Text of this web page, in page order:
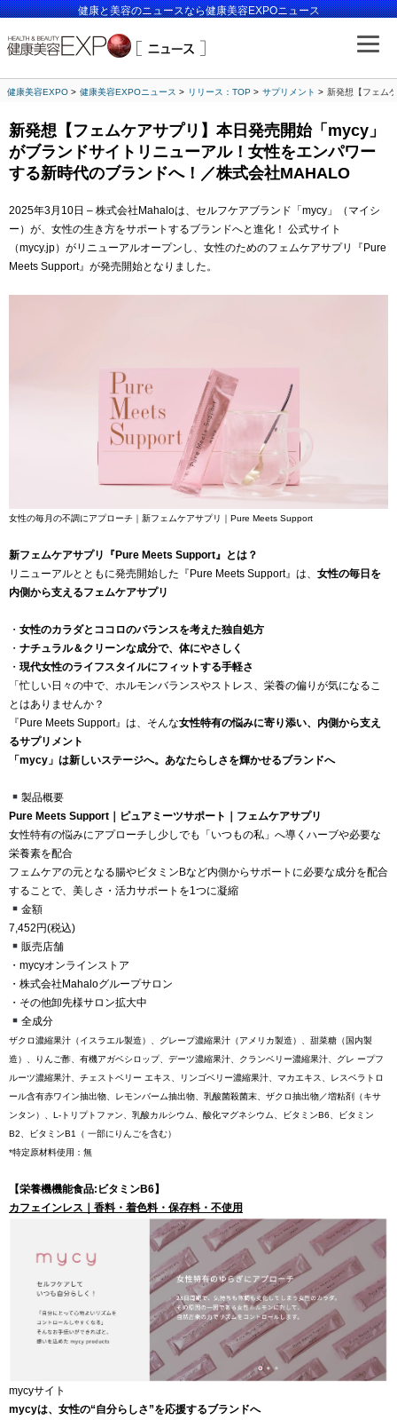
健康と美容のニュースなら健康美容EXPOニュース
健康美容EXPO 健康美容EXPOニュース リリース：TOP サプリメント 新発想【フェム
新発想【フェムケアサプリ】本日発売開始「mycy」
がブランドサイトリニューアル！女性をエンパワー
する新時代のブランドへ！／株式会社MAHALO
2025年3月10日 – 株式会社Mahaloは、セルフケアブランド「mycy」（マイシ
ー）が、女性の生き方をサポートするブランドへと進化！ 公式サイト
（mycy.jp）がリニューアルオープンし、女性のためのフェムケアサプリ『Pure
Meets Support』が発売開始となりました。
女性の毎月の不調にアプローチ｜新フェムケアサプリ｜Pure Meets Support
新フェムケアサプリ『Pure Meets Support』とは？
リニューアルとともに発売開始した『Pure Meets Support』は、 女性の毎日を
内側から支えるフェムケアサプリ
・ 女性のカラダとココロのバランスを考えた独自処方
・ ナチュラル＆クリーンな成分で、体にやさしく
・ 現代女性のライフスタイルにフィットする手軽さ
「忙しい日々の中で、ホルモンバランスやストレス、栄養の偏りが気になるこ
とはありませんか？
『Pure Meets Support』は、そんな女性特有の悩みに寄り添い、内側から支え
るサプリメント
「mycy」は新しいステージへ。あなたらしさを輝かせるブランドへ
製品概要
Pure Meets Support｜ピュアミーツサポート｜フェムケアサプリ
女性特有の悩みにアプローチし少しでも「いつもの私」へ導くハーブや必要な
栄養素を配合
フェムケアの元となる腸やビタミンBなど内側からサポートに必要な成分を配合
することで、美しさ・活力サポートを1つに凝縮
金額
7,452円(税込)
販売店舗
・mycyオンラインストア
・株式会社Mahaloグループサロン
・その他卸先様サロン拡大中
全成分
ザクロ濃縮果汁（イスラエル製造）、グレープ濃縮果汁（アメリカ製造）、甜菜糖（国内製
造）、りんご酢、有機アガベシロップ、デーツ濃縮果汁、クランベリー濃縮果汁、グレ ープフ
ルーツ濃縮果汁、チェストベリー エキス、リンゴベリー濃縮果汁、マカエキス、レスベラトロ
ール含有赤ワイン抽出物、レモンバーム抽出物、乳酸菌殺菌末、ザクロ抽出物／増粘剤（キサ
ンタン）、L-トリプトファン、乳酸カルシウム、酸化マグネシウム、ビタミンB6、ビタミン
B2、ビタミンB1（ 一部にりんごを含む）
*特定原材料使用：無
【栄養機機能食品:ビタミンB6】
カフェインレス｜香料・着色料・保存料・不使用
mycyサイト
mycyは、女性の“自分らしさ”を応援するブランドへ